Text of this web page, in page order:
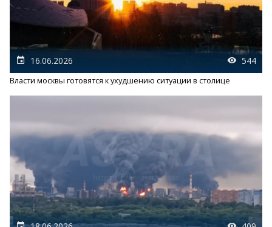
16.06.2026 544
Власти москвы готовятся к ухудшению ситуации в столице